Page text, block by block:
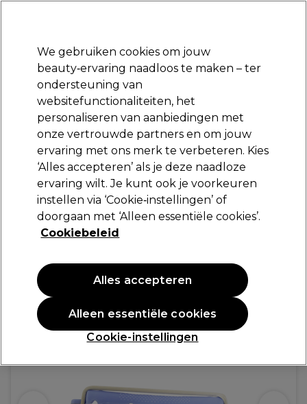
Aanmelden
Merken Deals Haar Elektra
Volgende dag geleverd*
Na verzending, maandag t/m vrijdag
Sibel Permanentwikkels Kort 13mm Grijs-
Blauw 12 Stk.
(0
PROMOTIE
We gebruiken cookies om jouw
beauty‑ervaring naadloos te maken – ter
ondersteuning van
websitefunctionaliteiten, het
personaliseren van aanbiedingen met
onze vertrouwde partners en om jouw
ervaring met ons merk te verbeteren. Kies
‘Alles accepteren’ als je deze naadloze
ervaring wilt. Je kunt ook je voorkeuren
instellen via ‘Cookie‑instellingen’ of
doorgaan met ‘Alleen essentiële cookies’.
Cookiebeleid
Cookie-instellingen
Alleen essentiële cookies
Alles accepteren